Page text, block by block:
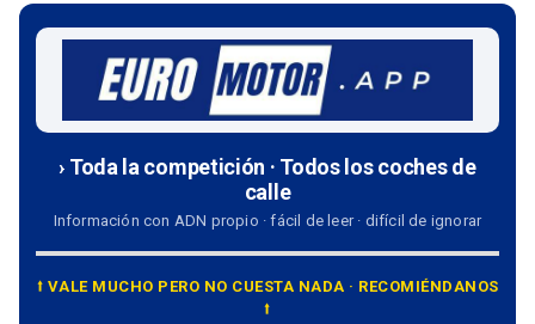
› Toda la competición · Todos los coches de
calle
Información con ADN propio · fácil de leer · difícil de ignorar
⭡ VALE MUCHO PERO NO CUESTA NADA · RECOMIÉNDANOS
⭡